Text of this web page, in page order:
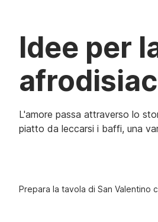
Idee per
L'amore passa attraverso lo
piatto da leccarsi i baffi, una
Prepara la tavola di San Valentino